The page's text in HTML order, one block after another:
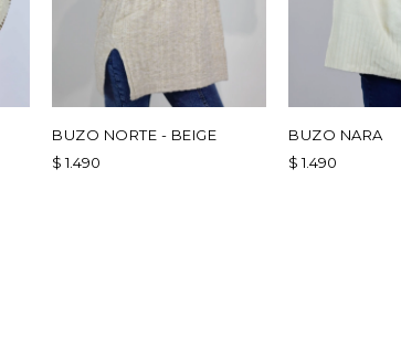
BUZO NORTE - BEIGE
$ 1.490
BUZO NARA
$ 1.490